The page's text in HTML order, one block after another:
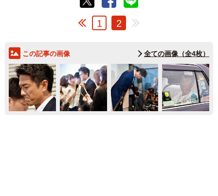
1 2
この記事の画像 全ての画像（全4枚）